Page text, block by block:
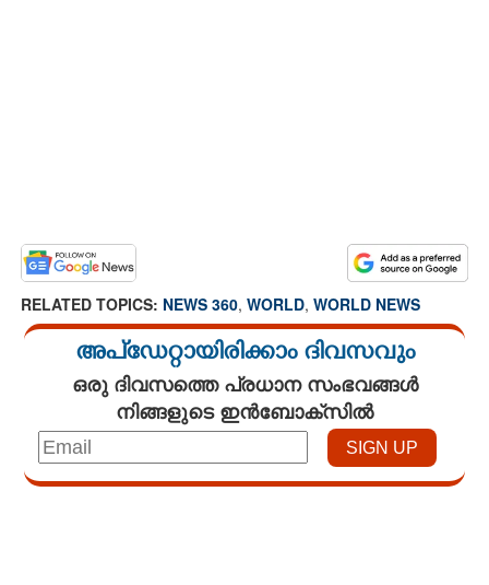
RELATED TOPICS: NEWS 360, WORLD, WORLD NEWS
അപ്ഡേറ്റായിരിക്കാം ദിവസവും
ഒരു ദിവസത്തെ പ്രധാന സംഭവങ്ങൾ
നിങ്ങളുടെ ഇൻബോക്സിൽ